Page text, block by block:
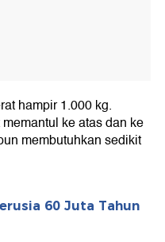
hampir 1.000 kg.
ke atas dan ke
membutuhkan sedikit
60 Juta Tahun